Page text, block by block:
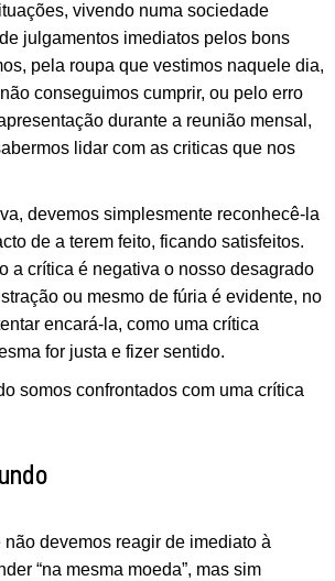
vivendo numa sociedade
julgamentos imediatos pelos bons
pela roupa que vestimos naquele dia,
conseguimos cumprir, ou pelo erro
durante a reunião mensal,
lidar com as criticas que nos
devemos simplesmente reconhecê-la
de a terem feito, ficando satisfeitos.
a crítica é negativa o nosso desagrado
ou mesmo de fúria é evidente, no
encará-la, como uma crítica
for justa e fizer sentido.
somos confrontados com uma crítica
devemos reagir de imediato à
“na mesma moeda”, mas sim